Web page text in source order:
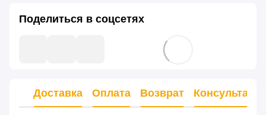
Поделиться в соцсетях
Доставка Оплата Возврат